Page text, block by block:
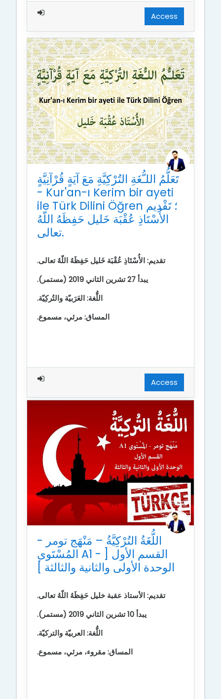
Access
تَعَلُّمُ اللـُّغَةِ التُرْكِيَّةِ مَعَ آيَةٍ قُرْآنِيَّةٍ
- Kur'an-ı Kerim bir ayeti
ile Türk Dilini Öğren ؛ تَقْدِيم
الأُسْتَاذِ عُقْبَة خَليل حَفِظَهُ اللّهُ
تعالى.
تقديم: الأُسْتَاذِ عُقْبَة خَليل حَفِظَهُ اللّهُ تعالى.
يبدأ 27 تشرين الثاني 2019 (مستمر).
اللُّغة: العَرَبيّة والتُركِيّة.
المساق: مرئي، مسموع.
Access
اللُّغَةُ التُرْكِيَّةُ – مَنْهَج تومر -
المُسْتَوى A1 - القسم الأول [
الوحدة الأولى والثانية والثالثة ]
تقديم: الأستاذ عقبة خليل حَفِظَهُ اللّهُ تعالى.
يبدأ 10 تشرين الثاني 2019 (مستمر).
اللُّغة: العربيّة والتركيّة.
المساق: مقروء، مرئي، مسموع.